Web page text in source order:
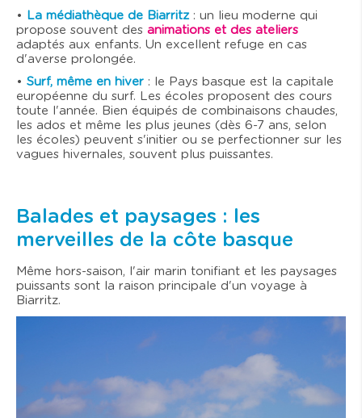
•
La médiathèque de Biarritz : un lieu moderne qui
propose souvent des animations et des ateliers
adaptés aux enfants. Un excellent refuge en cas
d'averse prolongée.
• Surf, même en hiver : le Pays basque est la capitale
européenne du surf. Les écoles proposent des cours
toute l'année. Bien équipés de combinaisons chaudes,
les ados et même les plus jeunes (dès 6-7 ans, selon
les écoles) peuvent s'initier ou se perfectionner sur les
vagues hivernales, souvent plus puissantes.
Balades et paysages : les
merveilles de la côte basque
Même hors-saison, l'air marin tonifiant et les paysages
puissants sont la raison principale d'un voyage à
Biarritz.